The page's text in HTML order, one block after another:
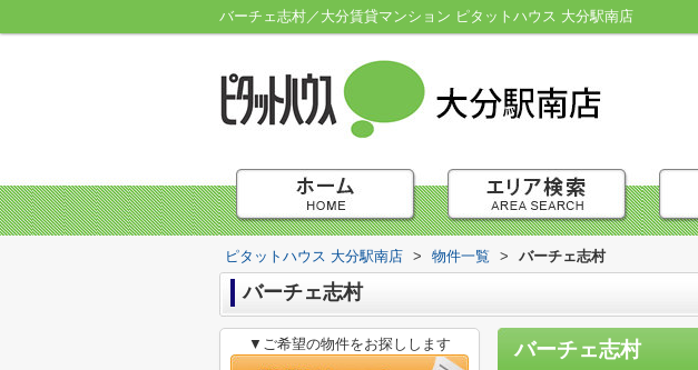
バーチェ志村／大分賃貸マンション ピタットハウス 大分駅南店
ピタットハウス 大分駅南店 > 物件一覧 > バーチェ志村
バーチェ志村
バーチェ志村
▼ご希望の物件をお探しします